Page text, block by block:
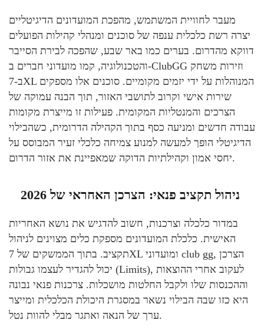
מעבר לחוויית המשתמש, מהפכת המועדונים הדיגיטליים
יצרה רשת כלכלית ענפה של סוכנים ומנהלי קהילות הפועלים
דווקא מהדרום. בערים כמו באר שבע, שהפכה לבירת הסייבר
והטכנולוגיה, קמו מועדוני חברים ב-ClubGG וזירות משחק
ב-7XL המנוהלות על ידי יזמים מקומיים. סוכנים אלו מספקים
שירות אישי וקרוב לתושבי האזור, תוך הבנה עמוקה של
הצרכים והמנטליות המקומית. פעילות זו מייצרת מקומות
עבודה חדשים ומניעה כסף בתוך הקהילה הדרומית, כשהבילוי
הדיגיטלי הופך למעשה למנוע צמיחה כלכלי זעיר המבוסס על
יחסי אמון וקהילתיות הדוקה שמאפיינת את אזור הדרום.
ניהול תקציב פנאי: הצרכן האחראי של 2026
במדור כלכלה וצרכנות, חשוב להדגיש את נושא האחריות
האישית. כלכלת המועדונים מספקת כלים מצוינים לניהול
תקציב. בתוך הממשקים של 7XL ומועדוני club gg, הצרכן
יכול להגדיר לעצמו גבולות (Limits), לעקוב אחרי ההוצאות
וההכנסות שלו ולקבל החלטות מושכלות. צרכנות פנאי נבונה
היא כזו שבה הבילוי נשאר במסגרת היכולת הכלכלית ומייצר
ערך של הנאה ואתגר מבלי להוות נטל.